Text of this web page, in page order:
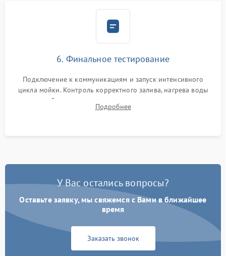
6. Финальное тестирование
Подключение к коммуникациям и запуск интенсивного
цикла мойки. Контроль корректного залива, нагрева воды
до нужной температуры, отсутствия посторонних шумов,
штатного слива и абсолютной сухости в поддоне.
Подробнее
У Вас остались вопросы?
Оставьте заявку, мы свяжемся с Вами в ближайшее
время
Заказать звонок